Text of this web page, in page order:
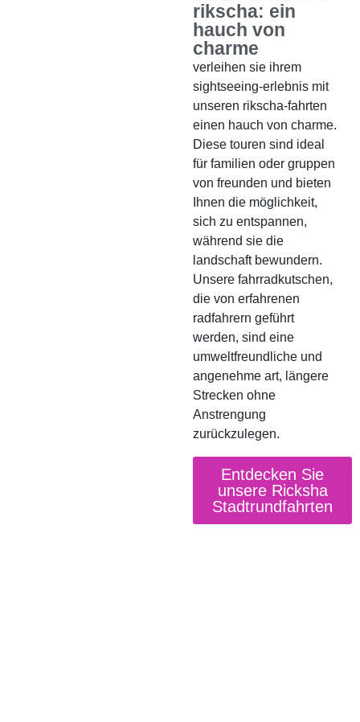
rikscha: ein
hauch von
charme
verleihen sie ihrem
sightseeing-erlebnis mit
unseren rikscha-fahrten
einen hauch von charme.
Diese touren sind ideal
für familien oder gruppen
von freunden und bieten
Ihnen die möglichkeit,
sich zu entspannen,
während sie die
landschaft bewundern.
Unsere fahrradkutschen,
die von erfahrenen
radfahrern geführt
werden, sind eine
umweltfreundliche und
angenehme art, längere
Strecken ohne
Anstrengung
zurückzulegen.
Entdecken Sie
unsere Ricksha
Stadtrundfahrten